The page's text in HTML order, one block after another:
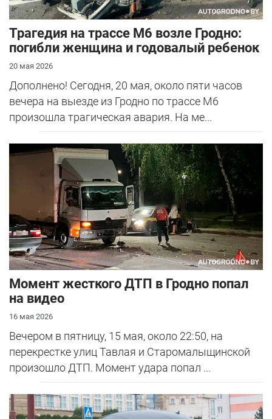
Трагедия на трассе М6 возле Гродно:
погибли женщина и годовалый ребенок
20 мая 2026
Дополнено! Сегодня, 20 мая, около пяти часов
вечера на выезде из Гродно по трассе М6
произошла трагическая авария. На ме...
Момент жесткого ДТП в Гродно попал
на видео
16 мая 2026
Вечером в пятницу, 15 мая, около 22:50, на
перекрестке улиц Тавлая и Старомалыщинской
произошло ДТП. Момент удара попал ...